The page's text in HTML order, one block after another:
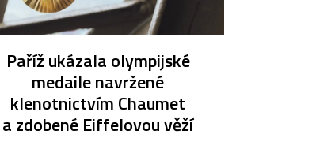
Paříž ukázala olympijské
medaile navržené
klenotnictvím Chaumet
a zdobené Eiffelovou věží